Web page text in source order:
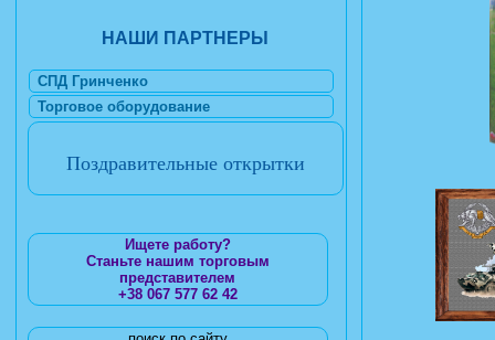
НАШИ ПАРТНЕРЫ
СПД Гринченко
Торговое оборудование
Поздравительные открытки
Ищете работу?
Станьте нашим торговым
представителем
+38 067 577 62 42